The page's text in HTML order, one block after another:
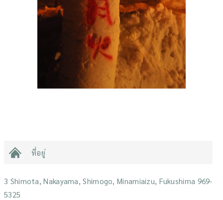
ที่อยู่
3 Shimota, Nakayama, Shimogo, Minamiaizu, Fukushima 969-
5325